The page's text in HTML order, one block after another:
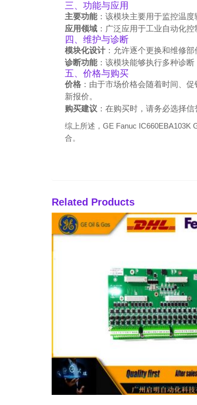
三、功能与应用
主要功能：该模块主要用于监控温度
应用领域 ：广泛应用于工业自动化
四、维护与诊断
模块化设计 ：允许逐个更换和维修
诊断功能：该模块能够执行多种诊
五、价格与购买
价格 ：由于市场价格会随着时间、
新报价。
购买建议 ：在购买时，请务必选择
综上所述，GE Fanuc IC660EBA103K
合。
Related Products